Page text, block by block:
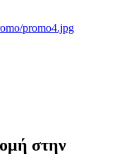
promo4.jpg
στην